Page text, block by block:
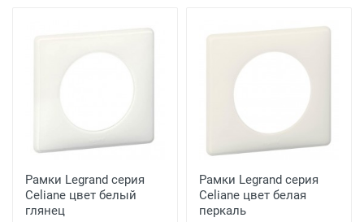
Рамки Legrand серия
Celiane цвет белый
глянец
Рамки Legrand серия
Celiane цвет белая
перкаль